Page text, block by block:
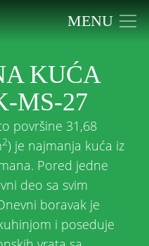
MENU
KUĆA
MS-27
površine 31,68
2) je najmanja kuća iz
Pored jedne
deo sa svim
boravak je
i poseduje